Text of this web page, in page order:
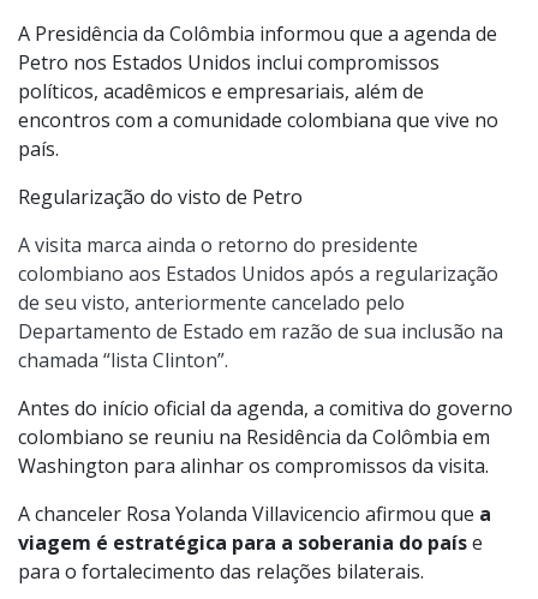
A Presidência da Colômbia informou que a agenda de
Petro nos Estados Unidos inclui compromissos
políticos, acadêmicos e empresariais, além de
encontros com a comunidade colombiana que vive no
país.
Regularização do visto de Petro
A visita marca ainda o retorno do presidente
colombiano aos Estados Unidos após a regularização
de seu visto, anteriormente cancelado pelo
Departamento de Estado em razão de sua inclusão na
chamada “lista Clinton”.
Antes do início oficial da agenda, a comitiva do governo
colombiano se reuniu na Residência da Colômbia em
Washington para alinhar os compromissos da visita.
A chanceler Rosa Yolanda Villavicencio afirmou que a
viagem é estratégica para a soberania do paíse
para o fortalecimento das relações bilaterais.